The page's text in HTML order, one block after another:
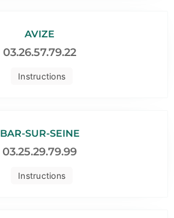
Instructions
AVIZE
03.26.57.79.22
Instructions
BAR-SUR-SEINE
03.25.29.79.99